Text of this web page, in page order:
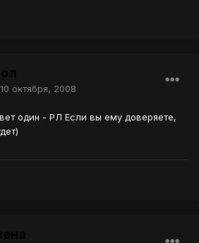
10 октября, 2008
один - РЛ Если вы ему доверяете,